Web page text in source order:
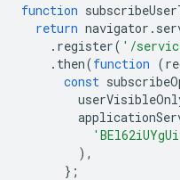
function
return navigator .
. register( '/
. then(function (
const
),
};